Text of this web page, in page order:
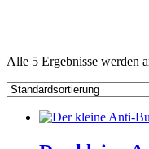
Alle 5 Ergebnisse werden